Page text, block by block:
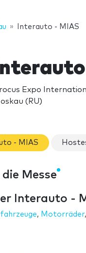
Interauto - MIAS
Expo
(RU)
- MIAS
Messe
Interauto -
, Motorräder,